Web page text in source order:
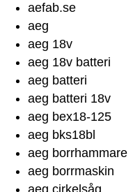
aefab.se
aeg
aeg 18v
aeg 18v batteri
aeg batteri
aeg batteri 18v
aeg bex18-125
aeg bks18bl
aeg borrhammare
aeg borrmaskin